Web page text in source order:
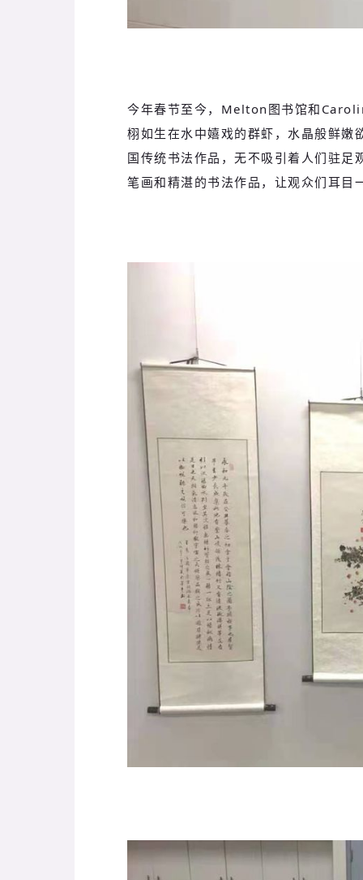
今年春节至今，Melton图书馆和
栩如生在水中嬉戏的群虾，水晶般鲜嫩
国传统书法作品，无不吸引着人们驻
笔画和精湛的书法作品，让观众们耳目